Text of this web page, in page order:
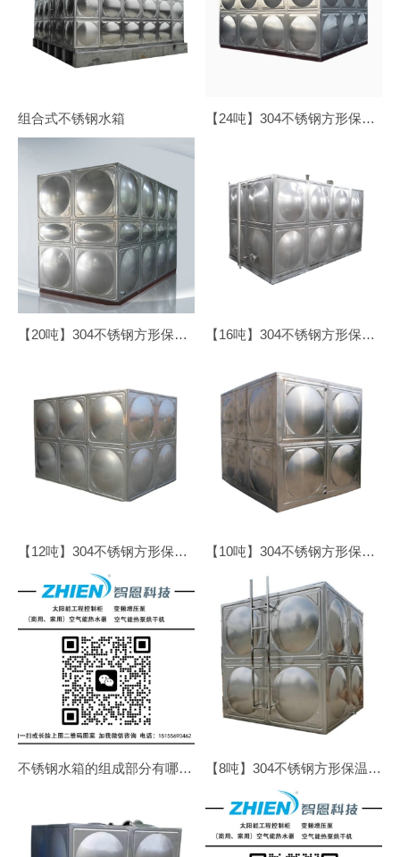
组合式不锈钢水箱 【24吨】304不锈钢方形保温水箱
【20吨】304不锈钢方形保温水箱 【16吨】304不锈钢方形保温水箱
【12吨】304不锈钢方形保温水箱 【10吨】304不锈钢方形保温水箱
不锈钢水箱的组成部分有哪些？ 【8吨】304不锈钢方形保温水箱